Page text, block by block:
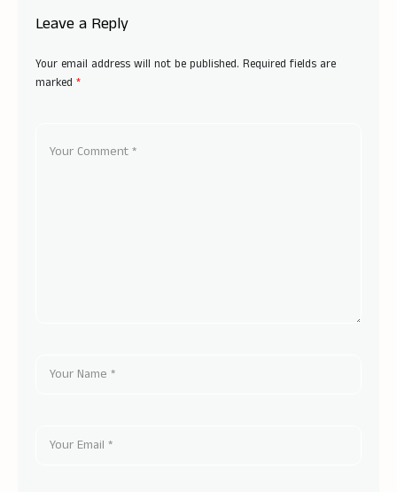
Leave a Reply
Your email address will not be published. Required fields are
marked *